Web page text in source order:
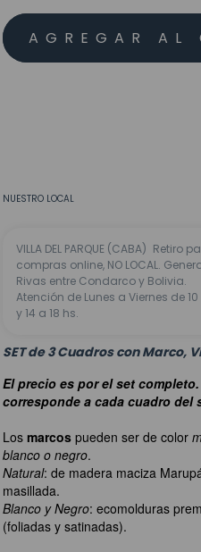
NUESTRO LOCAL
VILLA DEL PARQUE (CABA) Retiro
compras online, NO LOCAL.
Rivas entre Condarco y Bolivia.
Atención de Lunes a Viernes de 10
y 14 a 18 hs.
SET de 3 Cuadros con Marco,
El precio es por el set
corresponde a cada cuadro del
Losmarcos pueden ser de color
blanco o negro.
Natural: de madera maciza
masillada.
Blanco y Negro: ecomolduras
(foliadas y satinadas).